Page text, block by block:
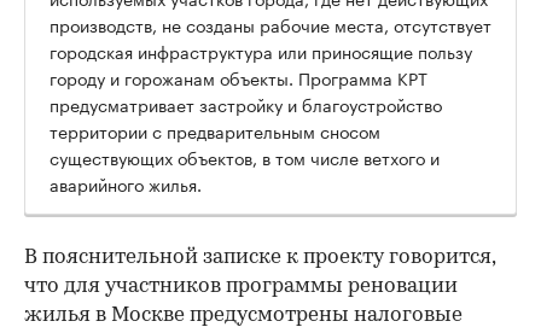
производств, не созданы рабочие места, отсутствует
городская инфраструктура или приносящие пользу
городу и горожанам объекты. Программа КРТ
предусматривает застройку и благоустройство
территории с предварительным сносом
существующих объектов, в том числе ветхого и
аварийного жилья.
В пояснительной записке к проекту говорится,
что для участников программы реновации
жилья в Москве предусмотрены налоговые